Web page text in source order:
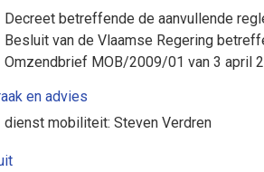
Decreet betreffende de aanvullende
Besluit van de Vlaamse Regering
Omzendbrief MOB/2009/01 van 3 april
en advies
dienst mobiliteit: Steven Verdren